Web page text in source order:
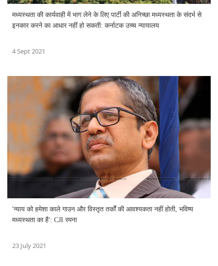
मध्यस्थता की कार्यवाही में भाग लेने के लिए पार्टी की अनिच्छा मध्यस्थता के संदर्भ से
इनकार करने का आधार नहीं हो सकती: कर्नाटक उच्च न्यायालय
4 Sept 2021
'न्याय को हमेशा काले गाउन और विस्तृत तर्कों की आवश्यकता नहीं होती, भविष्य
मध्यस्थता का है': CJI रमना
23 July 2021